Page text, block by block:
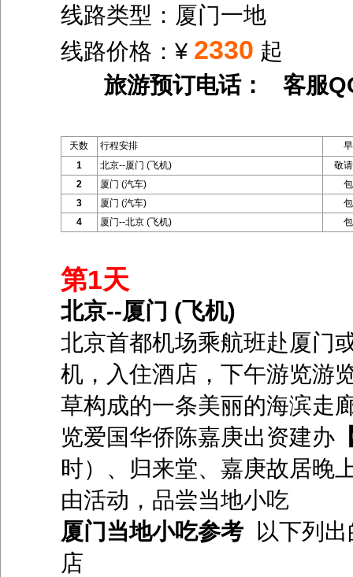
线路类型：厦门一地
线路价格：¥ 2330 起
旅游预订电话： 客服
天数 行程安排
1
北京--厦门 (飞机)
敬
2
厦门 (汽车)
3
厦门 (汽车)
4
厦门--北京 (飞机)
第1天
北京--厦门 (飞机)
北京首都机场乘航班赴厦门
机，入住酒店，下午游览游
草构成的一条美丽的海滨走
览爱国华侨陈嘉庚出资建办
时）、归来堂、嘉庚故居晚
由活动，品尝当地小吃
厦门当地小吃参考以下列出
店